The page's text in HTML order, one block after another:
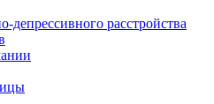
депрессивного расстройства